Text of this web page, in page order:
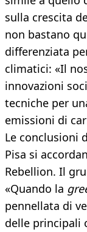
sulla crescita
non bastano
differenziata
climatici: «Il
innovazioni
tecniche per
emissioni di
Le conclusioni
Pisa si
Rebellion. Il
«Quando la
pennellata di
delle principali